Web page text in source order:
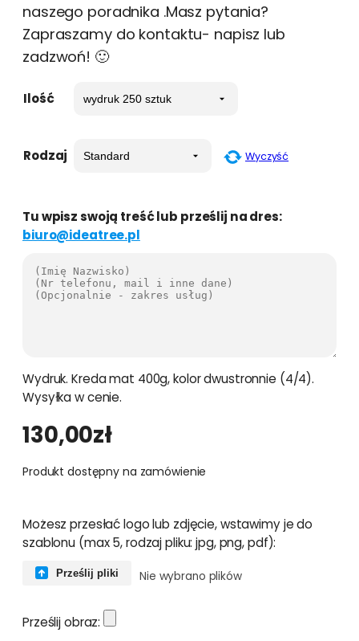
naszego poradnika .Masz pytania?
Zapraszamy do kontaktu- napisz lub
zadzwoń! 🙂
Ilość
Rodzaj Wyczyść
Tu wpisz swoją treść lub prześlij na dres:
biuro@ideatree.pl
Wydruk. Kreda mat 400g, kolor dwustronnie (4/4).
Wysyłka w cenie.
130,00zł
Produkt dostępny na zamówienie
Możesz przesłać logo lub zdjęcie, wstawimy je do
szablonu (max 5, rodzaj pliku: jpg, png, pdf):
Prześlij pliki Nie wybrano plików
Prześlij obraz: